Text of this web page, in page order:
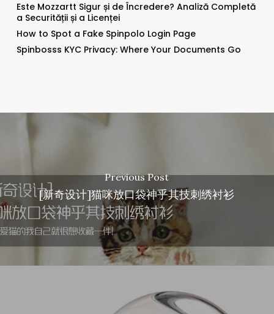
Este Mozzartt Sigur și de Încredere? Analiză Completă
a Securității și a Licenței
How to Spot a Fake Spinpolo Login Page
Spinbosss KYC Privacy: Where Your Documents Go
Previous Post
[新奇设计]猫咪放口袋神乎其技刺绣衬衫